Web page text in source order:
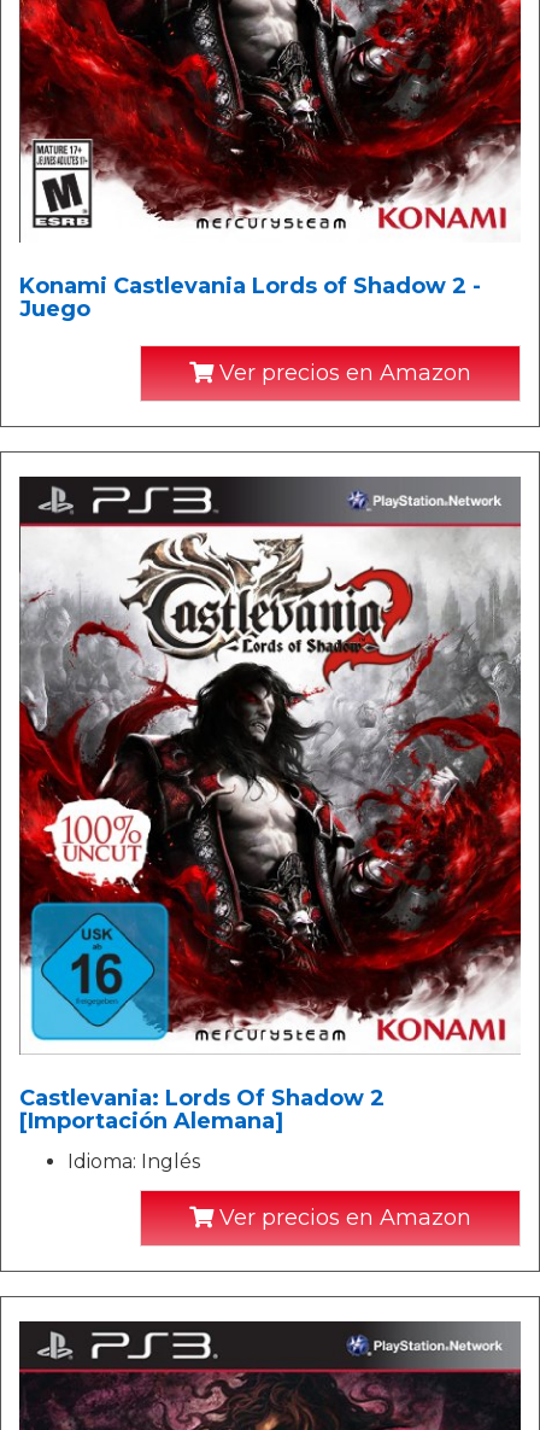
Konami Castlevania Lords of Shadow 2 -
Juego
Ver precios en Amazon
Castlevania: Lords Of Shadow 2
[Importación Alemana]
Idioma: Inglés
Ver precios en Amazon